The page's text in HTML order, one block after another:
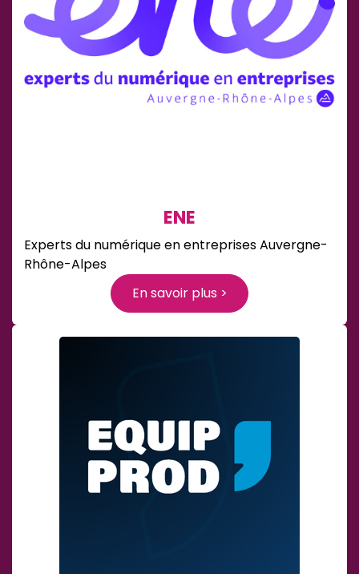
ENE
Experts du numérique en entreprises Auvergne-
Rhône-Alpes
En savoir plus >